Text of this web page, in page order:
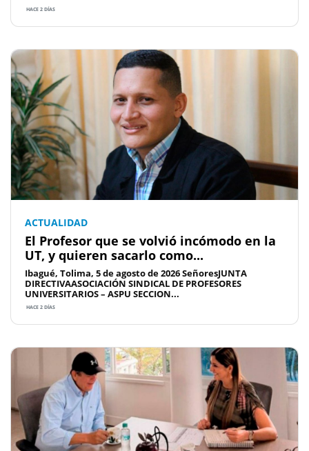
HACE 2 DÍAS
ACTUALIDAD
El Profesor que se volvió incómodo en la
UT, y quieren sacarlo como...
Ibagué, Tolima, 5 de agosto de 2026 SeñoresJUNTA
DIRECTIVAASOCIACIÓN SINDICAL DE PROFESORES
UNIVERSITARIOS – ASPU SECCION...
HACE 2 DÍAS